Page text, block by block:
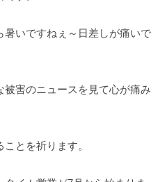
いですねぇ～日差しが痛いで
害のニュースを見て心が痛み
とを祈ります。